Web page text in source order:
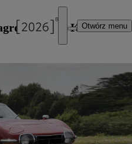
Otwórz menu
Motor Klassik